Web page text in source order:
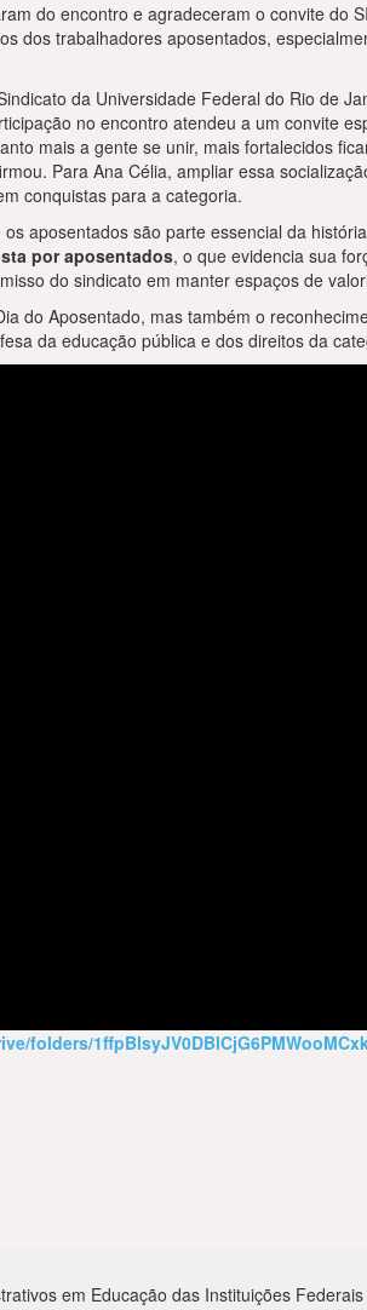
do encontro e agradeceram o convite do
dos trabalhadores aposentados,
da Universidade Federal do Rio de
no encontro atendeu a um convite
mais a gente se unir, mais fortalecidos
Para Ana Célia, ampliar essa
conquistas para a categoria.
aposentados são parte essencial da
por aposentados, o que evidencia sua
do sindicato em manter espaços de
do Aposentado, mas também o
da educação pública e dos direitos da
folders/
em Educação das Instituições